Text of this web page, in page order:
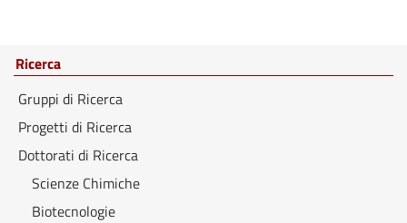
Ricerca
Gruppi di Ricerca
Progetti di Ricerca
Dottorati di Ricerca
Scienze Chimiche
Biotecnologie